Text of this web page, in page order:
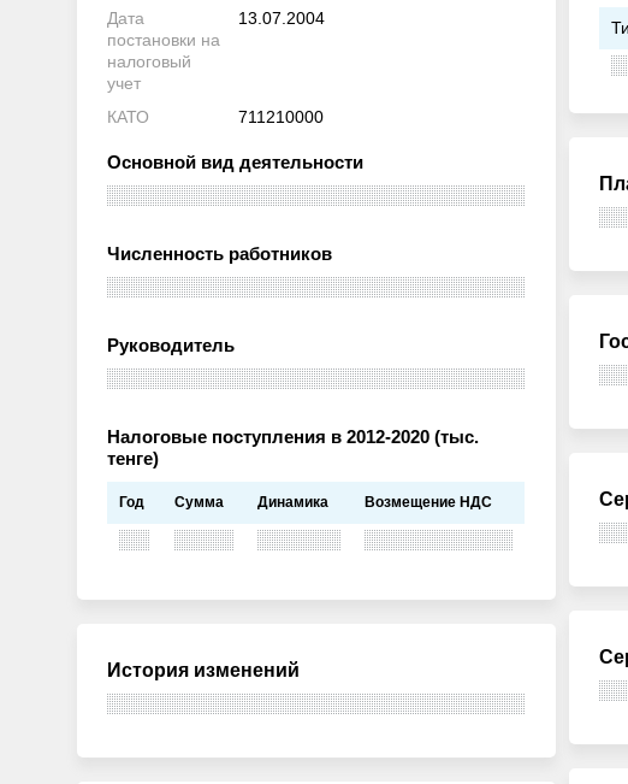
Дата
постановки на
налоговый
учет
13.07.2004
КАТО 711210000
Основной вид деятельности
Численность работников
Руководитель
Налоговые поступления в 2012-2020 (тыс.
тенге)
Год Сумма Динамика Возмещение НДС
История изменений